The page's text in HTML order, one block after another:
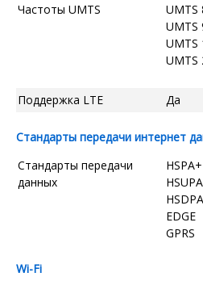
Частоты UMTS
UMTS
UMTS
UMTS
UMTS
Поддержка LTE
Да
Стандарты передачи интернет
Стандарты передачи
данных
HSPA+
HSUPA
HSDPA
EDGE
GPRS
Wi-Fi